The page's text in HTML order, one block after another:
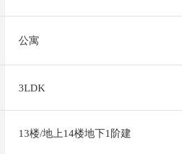
公寓
3LDK
13楼/地上14楼地下1阶建